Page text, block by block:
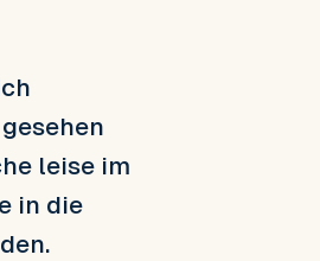
leise im
in die